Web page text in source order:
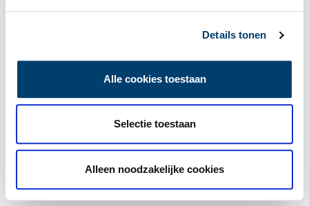
Details tonen
Alle cookies toestaan
Selectie toestaan
Alleen noodzakelijke cookies